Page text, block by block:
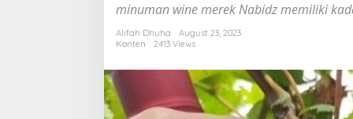
m
a
e
r
a
l
minuman wine merek Nabidz memiliki
Alifah Dhuha
August 23, 2023
Konten
2413 Views